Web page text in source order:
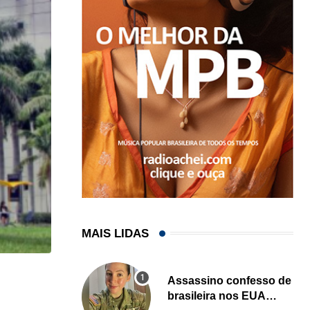
HISTÓRICO
Açaí é reconhecido oficialmente como fruto
MAIS LIDAS
Assassino confesso de
brasileira nos EUA